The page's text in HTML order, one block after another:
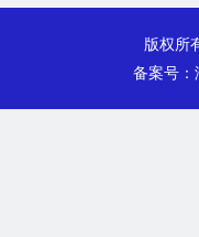
版权所
备案号：